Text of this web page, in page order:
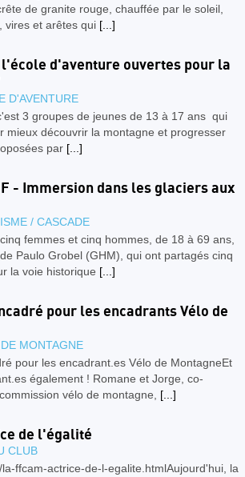
de granite rouge, chauffée par le soleil,
vires et arêtes qui [...]
l'école d'aventure ouvertes pour la
D'AVENTURE
3 groupes de jeunes de 13 à 17 ans qui
mieux découvrir la montagne et progresser
par [...]
- Immersion dans les glaciers aux
/ CASCADE
femmes et cinq hommes, de 18 à 69 ans,
Paulo Grobel (GHM), qui ont partagés cinq
la voie historique [...]
pour les encadrants Vélo de
MONTAGNE
pour les encadrant.es Vélo de MontagneEt
également ! Romane et Jorge, co-
vélo de montagne, [...]
de l'égalité
CLUB
ffcam-actrice-de-l-egalite.htmlAujourd'hui, la